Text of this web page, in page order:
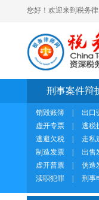
您好！欢迎来到税务
刑事案件辩
销毁账簿
出口
虚开专票
逃税
逃避欠税
走私
制造发票
出售
虚开普票
伪造
渎职犯罪
刑事